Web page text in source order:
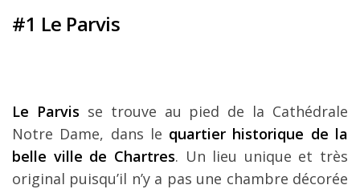
#1 Le Parvis
Le Parvis se trouve au pied de la Cathédrale
Notre Dame, dans le quartier historique de la
belle ville de Chartres. Un lieu unique et très
original puisqu’il n’y a pas une chambre décorée